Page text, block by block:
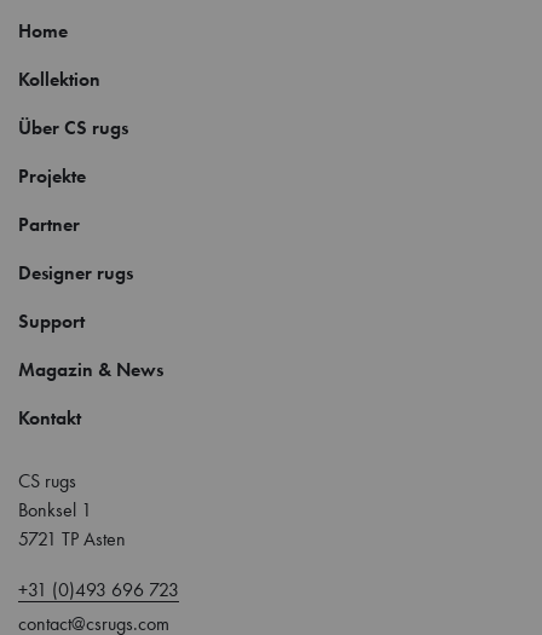
Home
Kollektion
Über CS rugs
Projekte
Partner
Designer rugs
Support
Magazin & News
Kontakt
CS rugs
Bonksel 1
5721 TP Asten
+31 (0)493 696 723
contact@csrugs.com